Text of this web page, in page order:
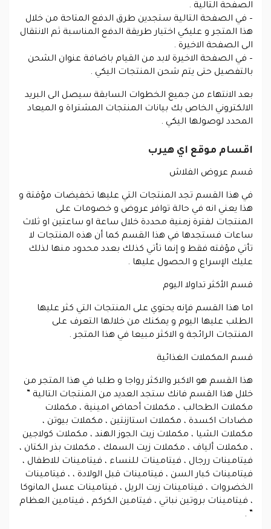
الصفحة التالية .
– في الصفحة التالية ستجدين طرق الدفع المتاحة من خلال
هذا المتجر و عليكي اختيار طريقة الدفع المناسبة ثم الانتقال
الى الصفحة الاخيرة .
– في الصفحة الاخيرة لابد من القيام باضافة عنوان الشحن
بالتفصيل حتى يتم شحن المنتجات اليكي .
بعد الانتهاء من جميع الخطوات السابقة سيصل الى البريد
الالكتروني الخاص بك بيانات المنتجات المشتراة و الميعاد
المحدد لوصولها اليكي .
اقسام موقع اي هيرب
قسم عروض الفلاش
في هذا القسم تجد المنتجات التي عليها تخفيضات مؤقتة و
هذا يعني انه في حالة توافر عروض و خصومات على
المنتجات لفترة زمنية محددة خلال ساعة او ساعتين او ثلاث
ساعات فستجدها في هذا القسم كما أن هذه المنتجات لا
تأتي مؤقته فقط و إنما تأتي كذلك بعدد محدود منها لذلك
عليك الإسراع و الحصول عليها .
قسم الأكثر تداولا اليوم
اما هذا القسم فإنه يحتوي على المنتجات التي كثر عليها
الطلب عليها اليوم و يمكنك من خلالها التعرف على
المنتجات الرائجة و الاكثر مبيعا في هذا المتجر .
قسم المكملات الغذائية
هذا القسم هو الاكبر والاكثر رواجا و طلبا في هذا المتجر من
خلال هذا القسم فانك ستجد العديد من المنتجات التالية ”
مكملات الطحالب ، مكملات أحماض امينية ، مكملات
مضادات اكسدة ، مكملات استازنتين ، مكملات بيوتن ،
مكملات الشيا ، مكملات زيت الجوز الهند ، مكملات كولاجين
، مكملات ألياف ، مكملات زيت السمك ، مكملات بذر الكتان ،
فيتامينات ررجال ، فيتامينات للنساء ، فيتامينات للاطفال ،
فيتامينات كبار السن ، فيتامينات قبل الولادة ، ، فيتامينات
الخضروات ، فيتامينات زيت الريل ، فيتامينات عسل المانوكا
، فيتامينات بروتين نباتي ، فيتامين الكركم ، فيتامين العظام
” .